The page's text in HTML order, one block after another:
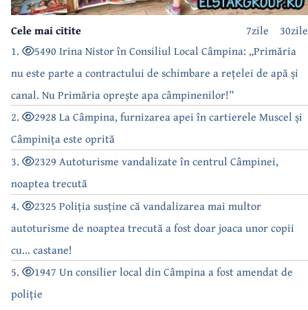
30zile
7zile
Cele mai citite
1.
5490 Irina Nistor în Consiliul Local Câmpina: „Primăria
nu este parte a contractului de schimbare a rețelei de apă și
canal. Nu Primăria oprește apa câmpinenilor!”
2.
2928 La Câmpina, furnizarea apei în cartierele Muscel și
Câmpinița este oprită
3.
2329 Autoturisme vandalizate în centrul Câmpinei,
noaptea trecută
4.
2325 Poliția susține că vandalizarea mai multor
autoturisme de noaptea trecută a fost doar joaca unor copii
cu... castane!
5.
1947 Un consilier local din Câmpina a fost amendat de
poliție